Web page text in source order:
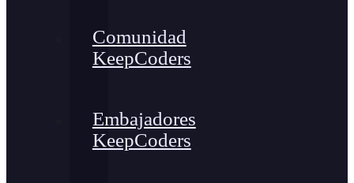
Comunidad
KeepCoders
Embajadores
KeepCoders